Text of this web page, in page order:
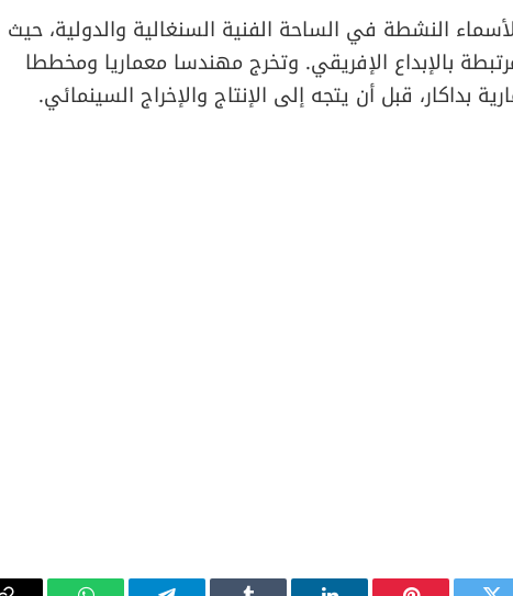
النشطة في الساحة الفنية السنغالية والدولية، حيث
بالإبداع الإفريقي. وتخرج مهندسا معماريا ومخططا
بداكار، قبل أن يتجه إلى الإنتاج والإخراج السينمائي.